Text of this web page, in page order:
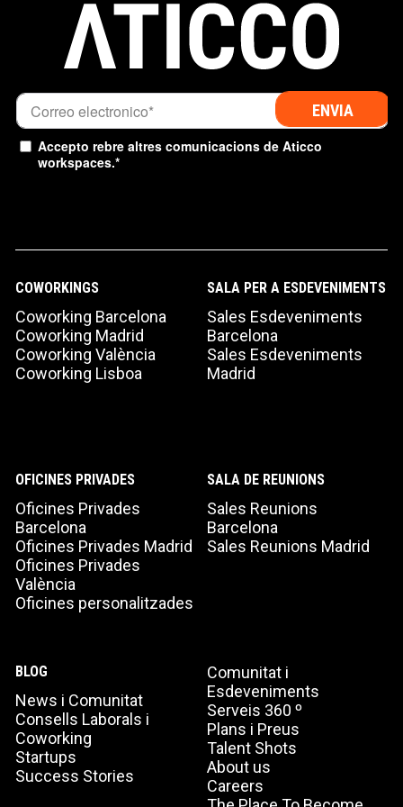
Accepto rebre altres comunicacions de Aticco
workspaces.*
COWORKINGS
Coworking Barcelona
Coworking Madrid
Coworking València
Coworking Lisboa
SALA PER A ESDEVENIMENTS
Sales Esdeveniments
Barcelona
Sales Esdeveniments
Madrid
OFICINES PRIVADES
Oficines Privades
Barcelona
Oficines Privades Madrid
Oficines Privades
València
Oficines personalitzades
SALA DE REUNIONS
Sales Reunions
Barcelona
Sales Reunions Madrid
BLOG
News i Comunitat
Consells Laborals i
Coworking
Startups
Success Stories
Comunitat i
Esdeveniments
Serveis 360 º
Plans i Preus
Talent Shots
About us
Careers